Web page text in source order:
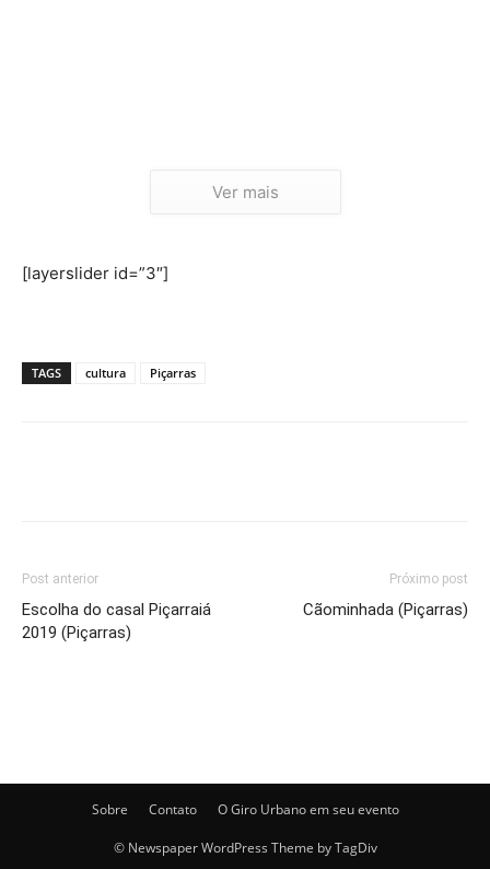
Ver mais
[layerslider id=”3″]
TAGS cultura Piçarras
Post anterior
Escolha do casal Piçarraiá
2019 (Piçarras)
Próximo post
Cãominhada (Piçarras)
Sobre Contato O Giro Urbano em seu evento
© Newspaper WordPress Theme by TagDiv